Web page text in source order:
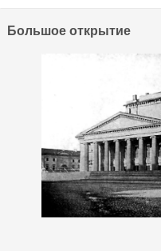
Большое открытие